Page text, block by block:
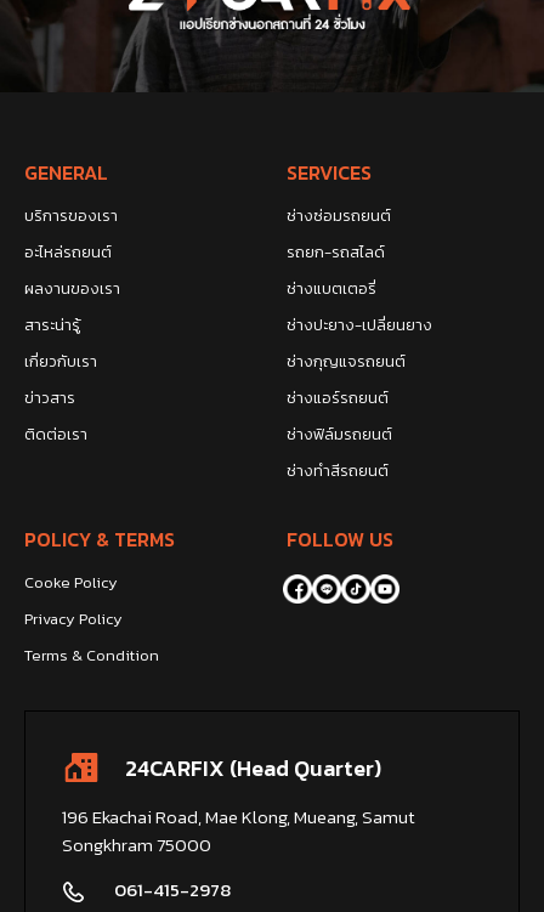
GENERAL
บริการของเรา
อะไหล่รถยนต์
ผลงานของเรา
สาระน่ารู้
เกี่ยวกับเรา
ข่าวสาร
ติดต่อเรา
SERVICES
ช่างซ่อมรถยนต์
รถยก-รถสไลด์
ช่างแบตเตอรี่
ช่างปะยาง-เปลี่ยนยาง
ช่างกุญแจรถยนต์
ช่างแอร์รถยนต์
ช่างฟิล์มรถยนต์
ช่างทำสีรถยนต์
POLICY & TERMS
Cooke Policy
Privacy Policy
Terms & Condition
FOLLOW US
24CARFIX (Head Quarter)
196 Ekachai Road, Mae Klong, Mueang, Samut
Songkhram 75000
061-415-2978